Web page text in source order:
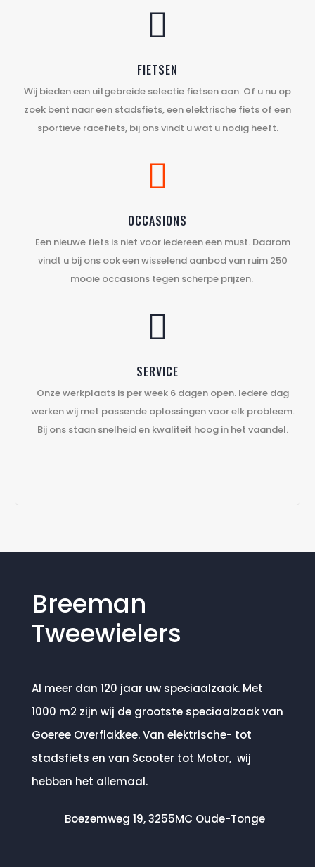

FIETSEN
Wij bieden een uitgebreide selectie fietsen aan. Of u nu op
zoek bent naar een stadsfiets, een elektrische fiets of een
sportieve racefiets, bij ons vindt u wat u nodig heeft.

OCCASIONS
Een nieuwe fiets is niet voor iedereen een must. Daarom
vindt u bij ons ook een wisselend aanbod van ruim 250
mooie occasions tegen scherpe prijzen.

SERVICE
Onze werkplaats is per week 6 dagen open. Iedere dag
werken wij met passende oplossingen voor elk probleem.
Bij ons staan snelheid en kwaliteit hoog in het vaandel.
Breeman
Tweewielers
Al meer dan 120 jaar uw speciaalzaak. Met
1000 m2 zijn wij de grootste speciaalzaak van
Goeree Overflakkee. Van elektrische- tot
stadsfiets en van Scooter tot Motor, wij
hebben het allemaal.
Boezemweg 19, 3255MC Oude-Tonge